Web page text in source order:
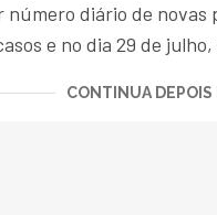
número diário de novas
e no dia 29 de julho,
CONTINUA DEPOIS